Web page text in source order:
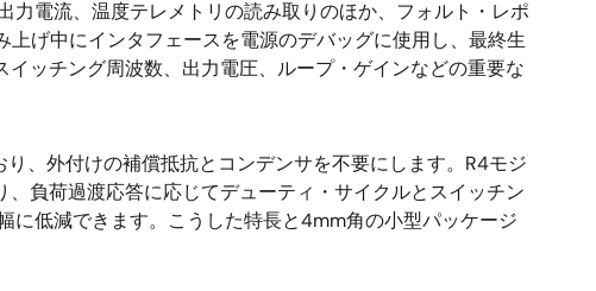
電流、温度テレメトリの読み取りのほか、フォルト・レポ
げ中にインタフェースを電源のデバッグに使用し、最終生
ッチング周波数、出力電圧、ループ・ゲインなどの重要な
、外付けの補償抵抗とコンデンサを不要にします。R4モジ
負荷過渡応答に応じてデューティ・サイクルとスイッチン
に低減できます。こうした特長と4mm角の小型パッケージ